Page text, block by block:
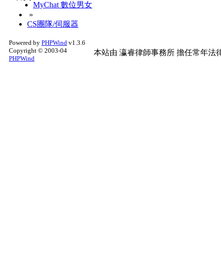
MyChat 數位男女
»
CS團隊/伺服器
Powered by PHPWind v1.3.6
Copyright © 2003-04
PHPWind
本站由 瀛睿律師事務所 擔任常年法